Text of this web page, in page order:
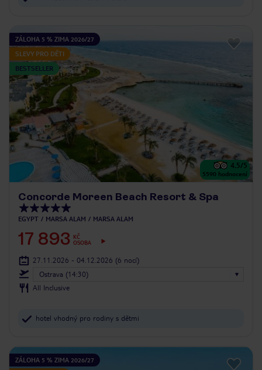
ZÁLOHA 5 % ZIMA 2026/27
SLEVY PRO DĚTI
BESTSELLER
4.5/5
5590 hodnocení
Concorde Moreen Beach Resort & Spa
EGYPT MARSA ALAM MARSA ALAM
17 893
KČ
OSOBA
27.11.2026 - 04.12.2026 (6 nocí)
Ostrava (14:30)
All Inclusive
hotel vhodný pro rodiny s dětmi
ZÁLOHA 5 % ZIMA 2026/27